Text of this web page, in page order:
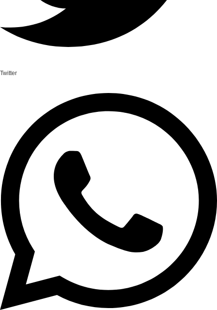
Twitter